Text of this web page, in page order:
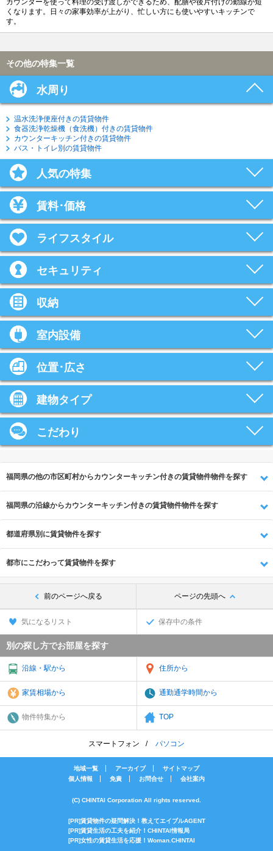
カウンターを使って料理の受け渡しができるため、配膳や後片付けの動線が短
くなります。日々の家事効率が上がり、忙しい方にも使いやすいキッチンで
す。
その他の特集一覧
水周り
温水洗浄便座付きの賃貸物件
食器洗浄乾燥機（食洗機）付きの賃貸物件
カウンターキッチン付きの賃貸物件
バス・トイレ別の賃貸物件
人気の特集
賃料･価格
ライフスタイル
セキュリティ
収納
室内設備
位置･広さ
建物タイプ
こだわり
福岡県の他の市区町村からカウンターキッチン付きの賃貸物件物件を探す
福岡県の沿線からカウンターキッチン付きの賃貸物件物件を探す
都道府県別に賃貸物件を探す
都市にこだわって賃貸物件を探す
前のページへ戻る ページの先頭へ
気になるリスト 保存中の条件
別の探し方でお部屋を探す
沿線・駅から 住所から
家賃相場から 通勤通学時間から
物件特集から TOP
スマートフォン パソコン
地域一覧 アーカイブ
サイトマップ
個人情報
免責 お問合せ 会社案内
(C) CHINTAI Corporation All rights reserved.
[PR]賃貸物件の疑問解決！教えてエイブルAGENT
[PR]賃貸生活の工夫を紹介！CHINTAI情報局
[PR]女性の賃貸生活を応援！Woman.CHINTAI